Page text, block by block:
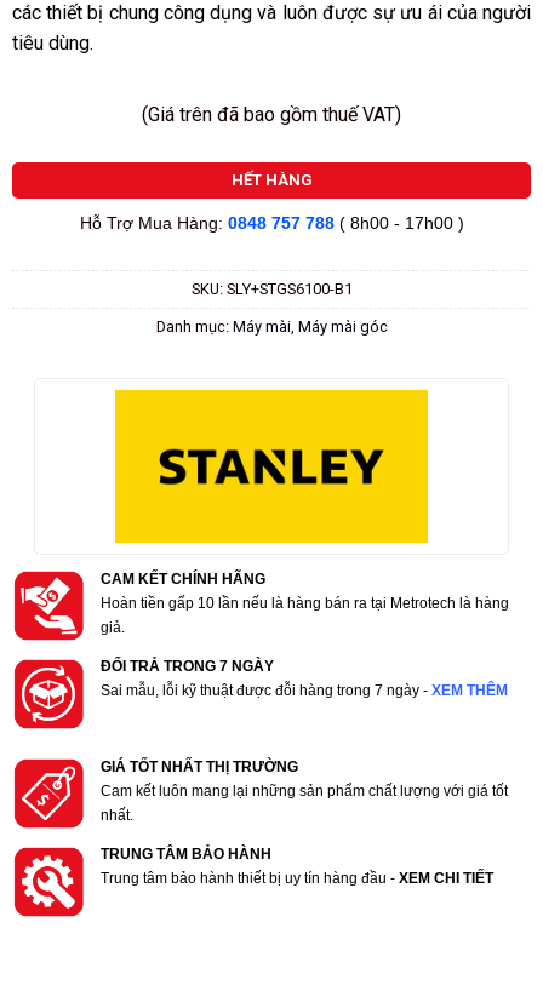
các thiết bị chung công dụng và luôn được sự ưu ái của người
tiêu dùng.
(Giá trên đã bao gồm thuế VAT)
HẾT HÀNG
Hỗ Trợ Mua Hàng: 0848 757 788 ( 8h00 - 17h00 )
SKU: SLY+STGS6100-B1
Danh mục: Máy mài, Máy mài góc
CAM KẾT CHÍNH HÃNG
Hoàn tiền gấp 10 lần nếu là hàng bán ra tại Metrotech là hàng
giả.
ĐỔI TRẢ TRONG 7 NGÀY
Sai mẫu, lỗi kỹ thuật được đỗi hàng trong 7 ngày - XEM THÊM
GIÁ TỐT NHẤT THỊ TRƯỜNG
Cam kết luôn mang lại những sản phẩm chất lượng với giá tốt
nhất.
TRUNG TÂM BẢO HÀNH
Trung tâm bảo hành thiết bị uy tín hàng đầu -XEM CHI TIẾT